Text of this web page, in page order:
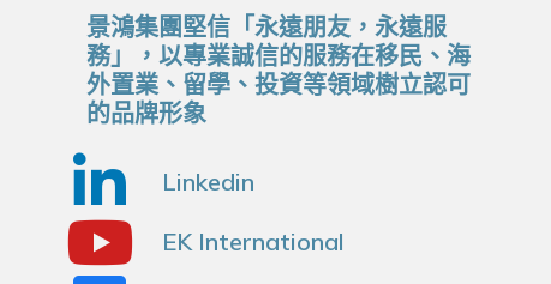
景鴻集團堅信「永遠朋友，永遠服
務」，以專業誠信的服務在移民、海
外置業、留學、投資等領域樹立認可
的品牌形象
Linkedin
EK International